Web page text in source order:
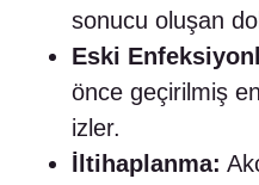
sonucu oluşan
Eski
önce geçirilmiş
izler.
İltihaplanma: